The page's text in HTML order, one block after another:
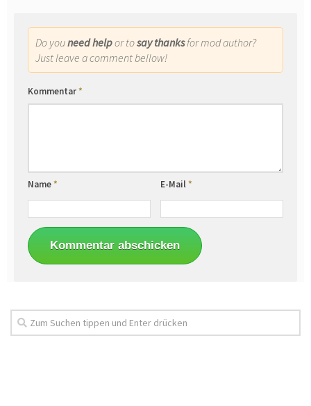
Do youneed helpor tosay thanksfor mod author?
Just leave a comment bellow!
Kommentar*
Name* E-Mail*